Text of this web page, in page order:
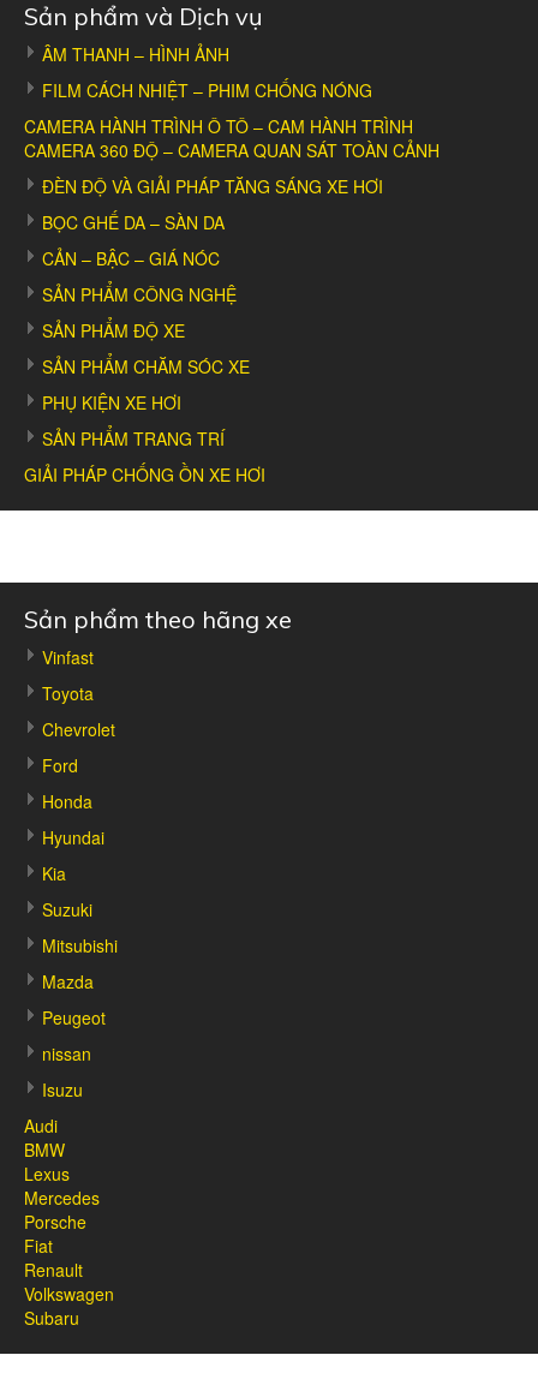
Sản phẩm và Dịch vụ
ÂM THANH – HÌNH ẢNH
FILM CÁCH NHIỆT – PHIM CHỐNG NÓNG
CAMERA HÀNH TRÌNH Ô TÔ – CAM HÀNH TRÌNH
CAMERA 360 ĐỘ – CAMERA QUAN SÁT TOÀN CẢNH
ĐÈN ĐỘ VÀ GIẢI PHÁP TĂNG SÁNG XE HƠI
BỌC GHẾ DA – SÀN DA
CẢN – BẬC – GIÁ NÓC
SẢN PHẨM CÔNG NGHỆ
SẢN PHẨM ĐỘ XE
SẢN PHẨM CHĂM SÓC XE
PHỤ KIỆN XE HƠI
SẢN PHẨM TRANG TRÍ
GIẢI PHÁP CHỐNG ỒN XE HƠI
Sản phẩm theo hãng xe
Vinfast
Toyota
Chevrolet
Ford
Honda
Hyundai
Kia
Suzuki
Mitsubishi
Mazda
Peugeot
nissan
Isuzu
Audi
BMW
Lexus
Mercedes
Porsche
Fiat
Renault
Volkswagen
Subaru